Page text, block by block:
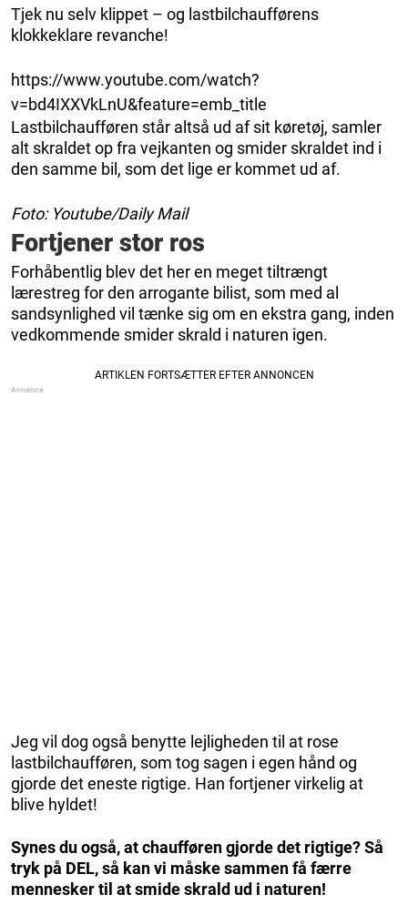
Tjek nu selv klippet – og lastbilchaufførens
klokkeklare revanche!
https://www.youtube.com/watch?
v=bd4IXXVkLnU&feature=emb_title
Lastbilchaufføren står altså ud af sit køretøj, samler
alt skraldet op fra vejkanten og smider skraldet ind i
den samme bil, som det lige er kommet ud af.
Foto: Youtube/Daily Mail
Fortjener stor ros
Forhåbentlig blev det her en meget tiltrængt
lærestreg for den arrogante bilist, som med al
sandsynlighed vil tænke sig om en ekstra gang, inden
vedkommende smider skrald i naturen igen.
Jeg vil dog også benytte lejligheden til at rose
lastbilchaufføren, som tog sagen i egen hånd og
gjorde det eneste rigtige. Han fortjener virkelig at
blive hyldet!
Synes du også, at chaufføren gjorde det rigtige? Så
tryk på DEL, så kan vi måske sammen få færre
mennesker til at smide skrald ud i naturen!